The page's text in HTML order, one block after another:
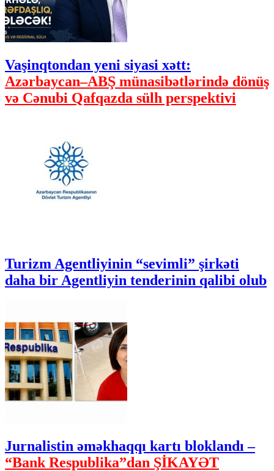
Vaşinqtondan yeni siyasi xətt:
Azərbaycan–ABŞ münasibətlərində dönüş
və Cənubi Qafqazda sülh perspektivi
Turizm Agentliyinin “sevimli” şirkəti
daha bir Agentliyin tenderinin qalibi olub
Jurnalistin əməkhaqqı kartı bloklandı –
“Bank Respublika”dan ŞİKAYƏT